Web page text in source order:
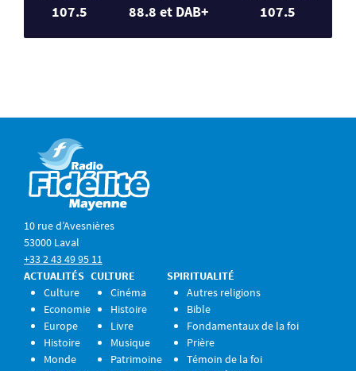
107.5
88.8 et DAB+
107.5
10 rue d’Avesnières
53000 Laval
+33 2 43 49 95 11
ACTUALITÉS
Culture
Economie
Europe
Histoire
Monde
CULTURE
Cinéma
Histoire
Livre
Musique
Patrimoine
SPIRITUALITÉ
Autres religions
Bible
Fondamentaux de la foi
Prière
Témoin de la foi